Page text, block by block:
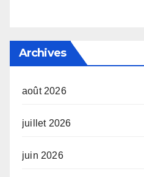
Archives
août 2026
juillet 2026
juin 2026